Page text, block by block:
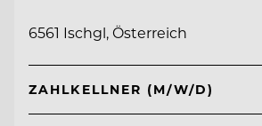
6561 Ischgl, Österreich
ZAHLKELLNER (M/W/D)